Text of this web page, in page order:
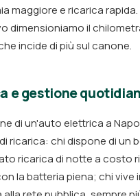
maggiore e ricarica rapida.
dimensioniamo il
incide di più sul canone.
e gestione
di un'auto elettrica a
ricarica: chi dispone di un
ricarica di notte a costo
la batteria piena; chi vive